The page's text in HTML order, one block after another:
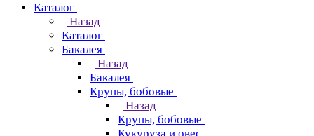
Каталог
Назад
Каталог
Бакалея
Назад
Бакалея
Крупы, бобовые
Назад
Крупы, бобовые